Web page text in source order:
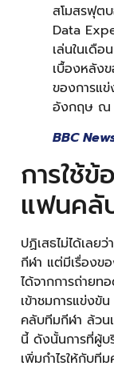
สโมสรฟุต
Data
เล่นในเดือ
เบื้องหลังข
ของการแ
อังกฤษ ณ
BBC
การใช้ข้
แฟนคลั
ปฏิเสธไม่ได้เลย
กีฬา แต่มีเรื่องขอ
ได้จากการถ่ายท
เข้าชมการแข่งขั
คลับทีมกีฬา ล้วน
นี้ ดังนั้นการที่ผู้บ
เพิ่มกำไรให้กับที